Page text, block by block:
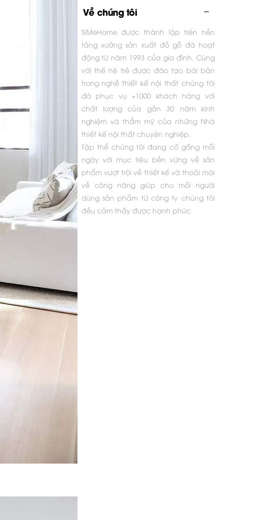
Về chúng tôi
SiMeHome được thành lập trên nền
tảng xưởng sản xuất đồ gỗ đã hoạt
động từ năm 1993 của gia đình. Cùng
với thế hệ trẻ được đào tạo bài bản
trong nghề thiết kế nội thất chúng tôi
đã phục vụ +1000 khách hàng với
chất lượng của gần 30 năm kinh
nghiệm và thẩm mỹ của những Nhà
thiết kế nội thất chuyên nghiệp.
Tập thể chúng tôi đang cố gắng mỗi
ngày với mục tiêu bền vững về sản
phẩm vượt trội về thiết kế và thoải mái
về công năng giúp cho mỗi người
dùng sản phẩm từ công ty chúng tôi
đều cảm thấy được hạnh phúc